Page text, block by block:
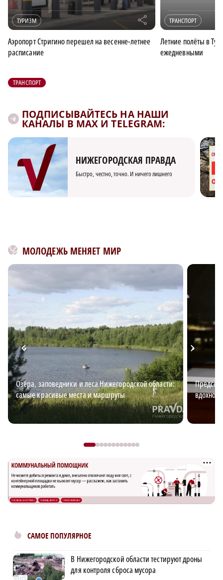
ТУРИЗМ r
Аэропорт Стригино перешел на весенне-летнее
расписание
ТРАНСПОРТ
Летние полёты в
ежедневными
ТРАНСПОРТ
ПОДПИСЫВАЙТЕСЬ НА НАШИ
КАНАЛЫ В MAX И TELEGRAM:
НИЖЕГОРОДСКАЯ ПРАВДА
Быстро, честно, точно. И ничего лишнего
МОЛОДЕЖЬ МЕНЯЕТ МИР
Озёра, заповедники и леса Нижегородской области:
самые красивые места и маршруты
САМОЕ ПОПУЛЯРНОЕ
В Нижегородской области тестируют дроны
для контроля сброса мусора